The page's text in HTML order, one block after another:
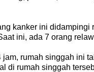
kanker ini
ini, ada 7 orang
jam, rumah singgah ini
di rumah singgah